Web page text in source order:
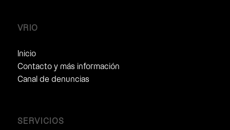
VRIO
Inicio
Contacto y más información
Canal de denuncias
SERVICIOS